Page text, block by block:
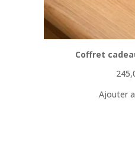
Coffret
Ajouter